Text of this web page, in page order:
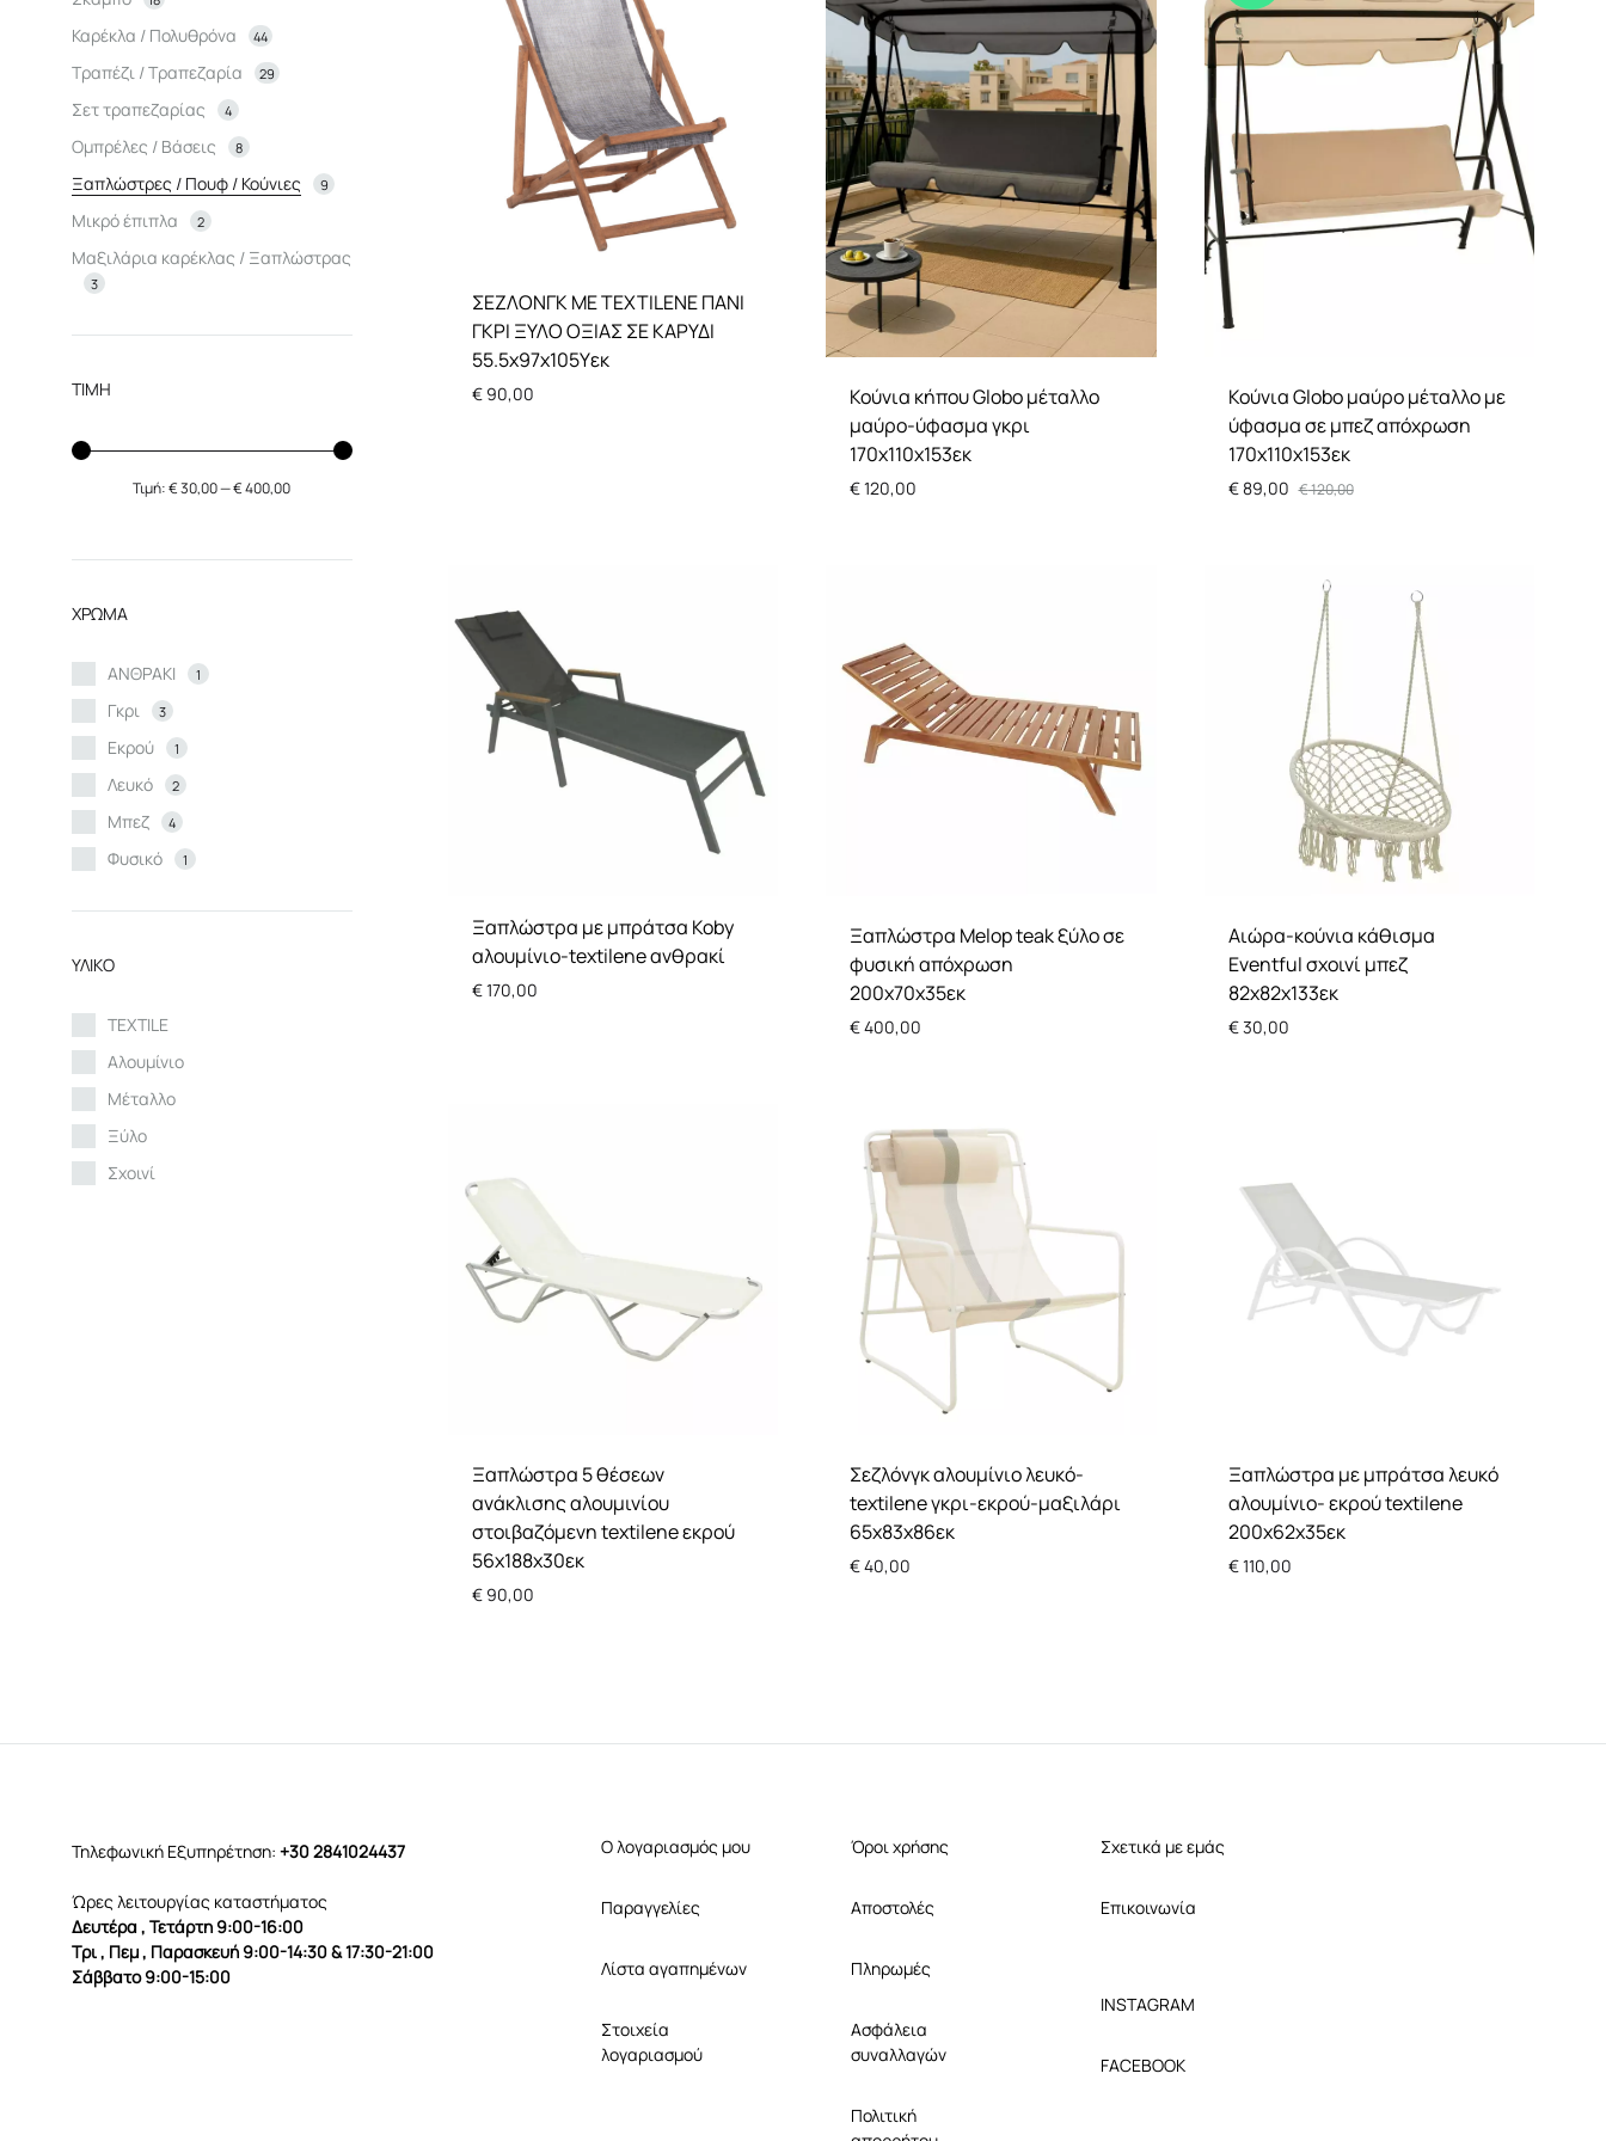
Βοηθητικά tραπεζάκια
Ραφιέρες
Μπουφές / Κονσόλες
Παπουτσοθήκες
Καναπές
Ντουλάπες
Παιδικό δωμάτιο
Κρεμάστρες
Γλυπτο-φιγούρες
Επιδαπέδια
Οροφής
Επιτραπέζια
ΣΕΖΛΟΝΓΚ ΜΕ TEXTILENE ΠΑΝΙ
ΓΚΡΙ ΞΥΛΟ ΟΞΙΑΣ ΣΕ ΚΑΡΥΔΙ
55.5x97x105Υεκ
€90,00
Κούνια κήπου Globo μέταλλο
μαύρο-ύφασμα γκρι
170x110x153εκ
€120,00
Κούνια Globo μαύρο μέταλλο με
ύφασμα σε μπεζ απόχρωση
170x110x153εκ
€89,00 €120,00
Ξαπλώστρα με μπράτσα Koby
αλουμίνιο-textilene ανθρακί
€170,00
Ξαπλώστρα Melop teak ξύλο σε
φυσική απόχρωση
200x70x35εκ
€400,00
Αιώρα-κούνια κάθισμα
Eventful σχοινί μπεζ
82x82x133εκ
€30,00
Ξαπλώστρα 5 θέσεων
ανάκλισης αλουμινίου
στοιβαζόμενη textilene εκρού
56x188x30εκ
€90,00
Σεζλόνγκ αλουμίνιο λευκό-
textilene γκρι-εκρού-μαξιλάρι
65x83x86εκ
€40,00
Ξαπλώστρα με μπράτσα λευκό
αλουμίνιο- εκρού textilene
200x62x35εκ
€110,00
Καρέκλα / Πολυθρόνα 44
Τραπέζι / Τραπεζαρία 29
Σετ τραπεζαρίας 4
Ομπρέλες / Βάσεις 8
Ξαπλώστρες / Πουφ / Κούνιες 9
Μικρό έπιπλα 2
Μαξιλάρια καρέκλας / Ξαπλώστρας
3
ΤΙΜΗ
Τιμή:€ 30,00—€ 400,00
ΧΡΩΜΑ
ΑΝΘΡΑΚΙ 1
Γκρι 3
Εκρού 1
Λευκό 2
Μπεζ 4
Φυσικό 1
ΥΛΙΚΟ
TEXTILE
Αλουμίνιο
Μέταλλο
Ξύλο
Σχοινί
Τηλεφωνική Εξυπηρέτηση: +30 2841024437
Ώρες λειτουργίας καταστήματος
Δευτέρα , Τετάρτη 9:00-16:00
Τρι , Πεμ , Παρασκευή 9:00-14:30 & 17:30-21:00
Σάββατο 9:00-15:00
Ο λογαριασμός μου
Παραγγελίες
Λίστα αγαπημένων
Στοιχεία
λογαριασμού
Όροι χρήσης
Αποστολές
Πληρωμές
Ασφάλεια
συναλλαγών
Πολιτική
Σχετικά με εμάς
Επικοινωνία
INSTAGRAM
FACEBOOK